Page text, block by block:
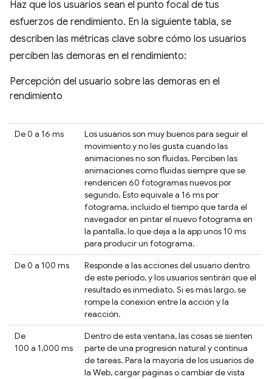
Haz que los usuarios sean el punto focal de tus
esfuerzos de rendimiento. En la siguiente tabla, se
describen las métricas clave sobre cómo los usuarios
perciben las demoras en el rendimiento:
Percepción del usuario sobre las demoras en el
rendimiento
De 0 a 16 ms
Los usuarios son muy buenos para seguir el
movimiento y no les gusta cuando las
animaciones no son fluidas. Perciben las
animaciones como fluidas siempre que se
rendericen 60 fotogramas nuevos por
segundo. Esto equivale a 16 ms por
fotograma, incluido el tiempo que tarda el
navegador en pintar el nuevo fotograma en
la pantalla, lo que deja a la app unos 10 ms
para producir un fotograma.
De 0 a 100 ms
Responde a las acciones del usuario dentro
de este período, y los usuarios sentirán que el
resultado es inmediato. Si es más largo, se
rompe la conexión entre la acción y la
reacción.
De
100 a 1,000 ms
Dentro de esta ventana, las cosas se sienten
parte de una progresión natural y continua
de tareas. Para la mayoría de los usuarios de
la Web, cargar páginas o cambiar de vista